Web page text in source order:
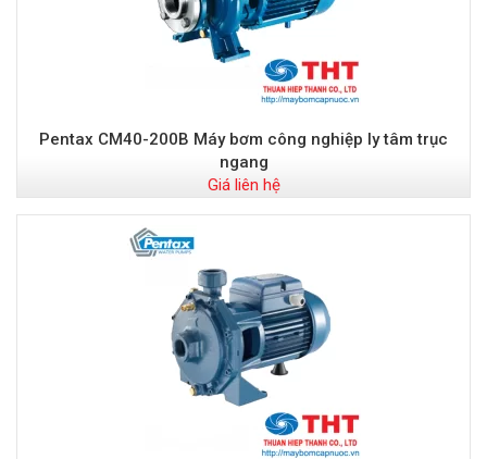
Pentax CM40-200B Máy bơm công nghiệp ly tâm trục
ngang
Giá liên hệ